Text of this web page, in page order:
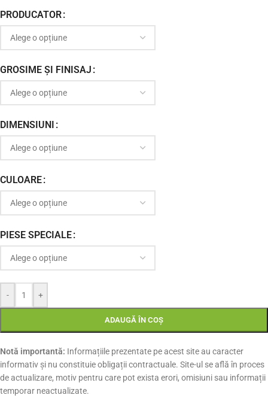
PRODUCATOR
GROSIME ȘI FINISAJ
DIMENSIUNI
CULOARE
PIESE SPECIALE
- +
ADAUGĂ ÎN COȘ
Notă importantă: Informațiile prezentate pe acest site au caracter
informativ și nu constituie obligații contractuale. Site-ul se află în proces
de actualizare, motiv pentru care pot exista erori, omisiuni sau informații
temporar neactualizate.